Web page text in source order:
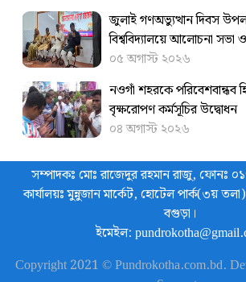
জুলাই গণঅভ্যুত্থান দিবস
বিশ্ববিদ্যালয়ে আলোচনা সভা
০৫ অগাস্ট ২০২৬
নওগাঁ শহরকে পরিবেশবান্ধব
বৃক্ষরোপণ কর্মসূচির উদ্বোধন
০৪ অগাস্ট ২০২৬
সম্পাদকঃ মোঃ রাজেদুর রহমান রাজু, ফোনঃ
কার্যালয়ঃ মুন্নুজান মার্কেট, হোটেল পার্ক(৩য়
বগুড়া।
ইমেইল:
Copyright 2021 © Pundrokotha.com.bd.